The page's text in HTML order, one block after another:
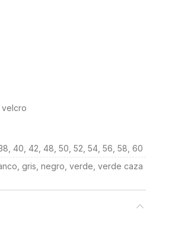
velcro
40, 42, 48, 50, 52, 54, 56, 58, 60
gris, negro, verde, verde caza